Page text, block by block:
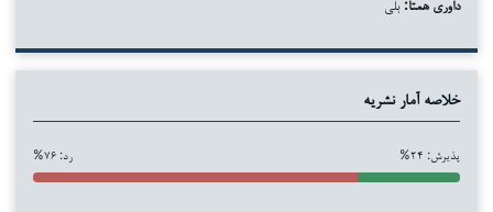
خلاصه آمار نشریه
پذیرش: ۲۴% رد: ۷۶%